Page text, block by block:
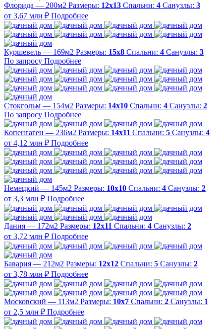
Флорида — 200м2 Размеры: 12х13 Спальни: 4 Санузлы: 3
от 3,67 млн ₽ Подробнее
Куршевель — 169м2 Размеры: 15х8 Спальни: 4 Санузлы: 3
По запросу Подробнее
Стокгольм — 154м2 Размеры: 14х10 Спальни: 4 Санузлы: 2
По запросу Подробнее
Копенгаген — 236м2 Размеры: 14х11 Спальни: 5 Санузлы: 4
от 4,12 млн ₽ Подробнее
Немецкий — 145м2 Размеры: 10х10 Спальни: 4 Санузлы: 2
от 3,3 млн ₽ Подробнее
Дания — 172м2 Размеры: 12х11 Спальни: 4 Санузлы: 2
от 3,72 млн ₽ Подробнее
Бавария — 212м2 Размеры: 12х12 Спальни: 5 Санузлы: 2
от 3,78 млн ₽ Подробнее
Московский — 113м2 Размеры: 10х7 Спальни: 2 Санузлы: 1
от 2,5 млн ₽ Подробнее